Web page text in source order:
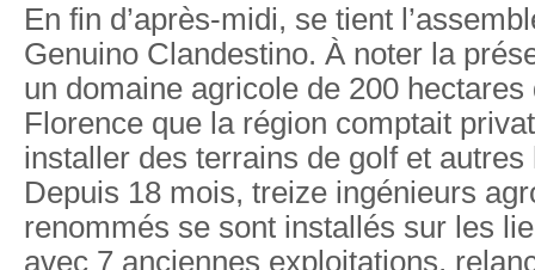
En fin d’après-midi, se tient
Genuino Clandestino. À noter la
un domaine agricole de 200
Florence que la région comptait
installer des terrains de golf et
Depuis 18 mois, treize ingénieurs
renommés se sont installés sur les
avec 7 anciennes exploitations,